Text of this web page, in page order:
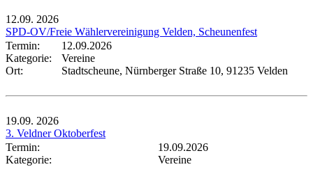
12.09. 2026
SPD-OV/Freie Wählervereinigung Velden, Scheunenfest
Termin:
12.09.2026
Kategorie:
Vereine
Ort:
Stadtscheune, Nürnberger Straße 10, 91235 Velden
19.09. 2026
3. Veldner Oktoberfest
Termin:
19.09.2026
Kategorie:
Vereine